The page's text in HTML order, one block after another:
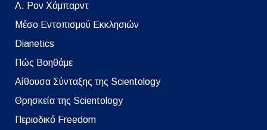
Λ. Ρον Χάμπαρντ
Μέσο Εντοπισμού Εκκλησιών
Dianetics
Πώς Βοηθάμε
Αίθουσα Σύνταξης της Scientology
Θρησκεία της Scientology
Περιοδικό Freedom